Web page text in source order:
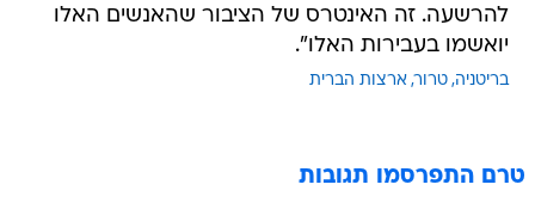
להרשעה. זה האינטרס של הציבור שהאנשים האלו
יואשמו בעבירות האלו".
בריטניה טרור ארצות הברית
טרם התפרסמו תגובות